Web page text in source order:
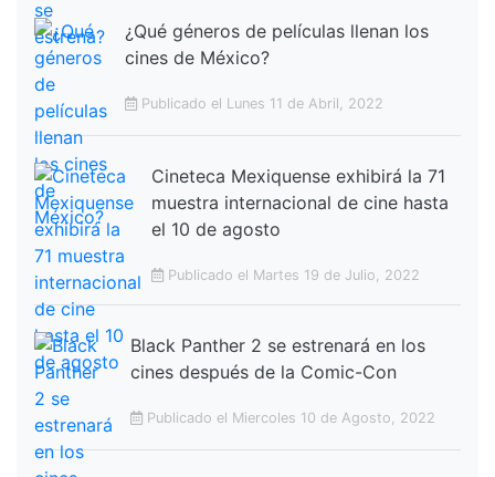
¿Qué géneros de películas llenan los
cines de México?
Publicado el Lunes 11 de Abril, 2022
Cineteca Mexiquense exhibirá la 71
muestra internacional de cine hasta
el 10 de agosto
Publicado el Martes 19 de Julio, 2022
Black Panther 2 se estrenará en los
cines después de la Comic-Con
Publicado el Miercoles 10 de Agosto, 2022